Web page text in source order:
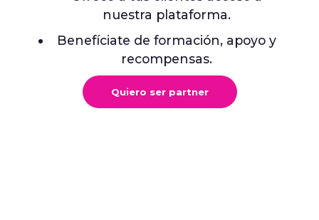
en decisiones claras, sin depender de analistas ni
consultores externos.
Customer Success Manager
Data de calidad
Inteligencia que actúa